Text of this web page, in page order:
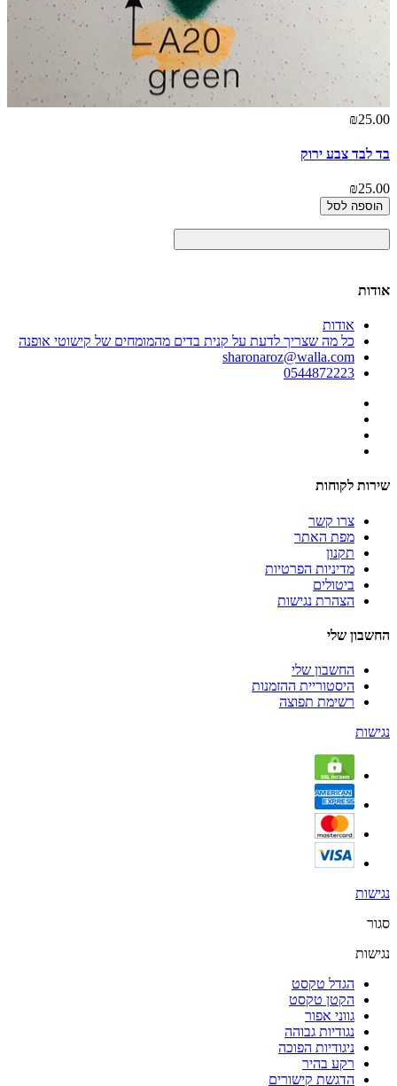
₪25.00
בד לבד צבע ירוק
₪25.00
הוספה לסל
אודות
אודות
כל מה שצריך לדעת על קנית בדים מהמומחים של קישוטי אופנה
sharonaroz@walla.com
0544872223
שירות לקוחות
צרו קשר
מפת האתר
תקנון
מדיניות הפרטיות
ביטולים
הצהרת נגישות
החשבון שלי
החשבון שלי
היסטוריית ההזמנות
רשימת תפוצה
נגישות
נגישות
סגור
נגישות
הגדל טקסט
הקטן טקסט
גווני אפור
נגודיות גבוהה
ניגודיות הפוכה
רקע בהיר
הדגשת קישורים